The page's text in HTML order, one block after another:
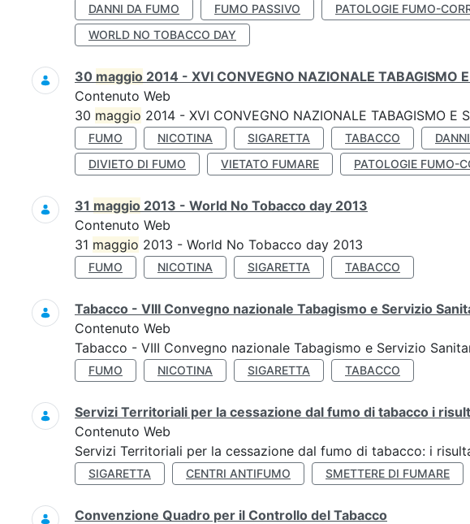
DANNI DA FUMO
FUMO PASSIVO PATOLOGIE FUMO-
WORLD NO TOBACCO DAY
30 maggio 2014 - XVI CONVEGNO NAZIONALE TABAGISMO
Contenuto Web
30 maggio 2014 - XVI CONVEGNO NAZIONALE TABAGISMO E
FUMO NICOTINA SIGARETTA TABACCO
DIVIETO DI FUMO
VIETATO FUMARE PATOLOGIE FUMO-
31 maggio 2013 - World No Tobacco day 2013
Contenuto Web
31 maggio 2013 - World No Tobacco day 2013
FUMO NICOTINA SIGARETTA TABACCO
Tabacco - VIII Convegno nazionale Tabagismo e Servizio
Contenuto Web
Tabacco - VIII Convegno nazionale Tabagismo e Servizio
FUMO NICOTINA SIGARETTA TABACCO
Servizi Territoriali per la cessazione dal fumo di tabacco i
Contenuto Web
Servizi Territoriali per la cessazione dal fumo di tabacco: i
SIGARETTA CENTRI ANTIFUMO SMETTERE DI FUMARE
Convenzione Quadro per il Controllo del Tabacco